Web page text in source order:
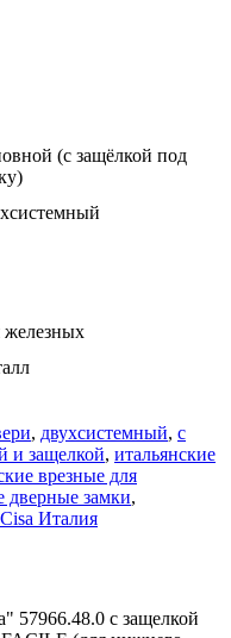
(с защёлкой под
железных
, двухсистемный, с
и защелкой, итальянские
врезные для
дверные замки,
Италия
57966.48.0 с защелкой